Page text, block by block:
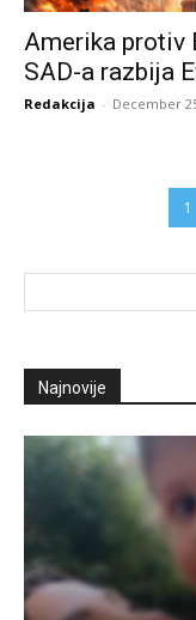
Amerika protiv
SAD-a razbija
Redakcija - December
1
Najnovije